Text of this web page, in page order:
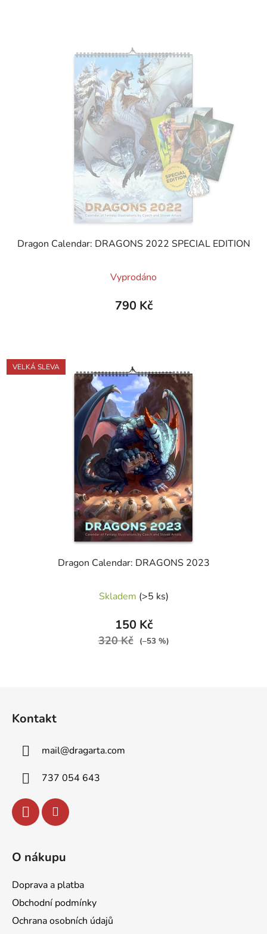
Dragon Calendar: DRAGONS 2022 SPECIAL EDITION
hodnocení
produktu
5
hvězdiček.
Vyprodáno
790 Kč
VELKÁ SLEVA
Dragon Calendar: DRAGONS 2023
Skladem (>5 ks)
150 Kč
320 Kč (–53 %)
Kontakt
mail@dragarta.com
737 054 643
O nákupu
Doprava a platba
Obchodní podmínky
Ochrana osobních údajů